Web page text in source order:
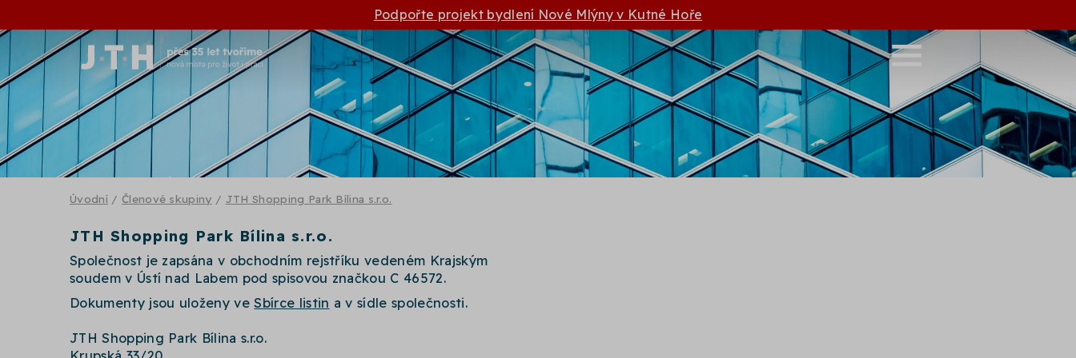
Podpořte projekt bydlení Nové Mlýny v Kutné Hoře
Úvodní / Členové skupiny / JTH Shopping Park Bílina s.r.o.
JTH Shopping Park Bílina s.r.o.
Společnost je zapsána v obchodním rejstříku vedeném Krajským
soudem v Ústí nad Labem pod spisovou značkou C 46572.
Dokumenty jsou uloženy veSbírce listin a v sídle společnosti.
JTH Shopping Park Bílina s.r.o.